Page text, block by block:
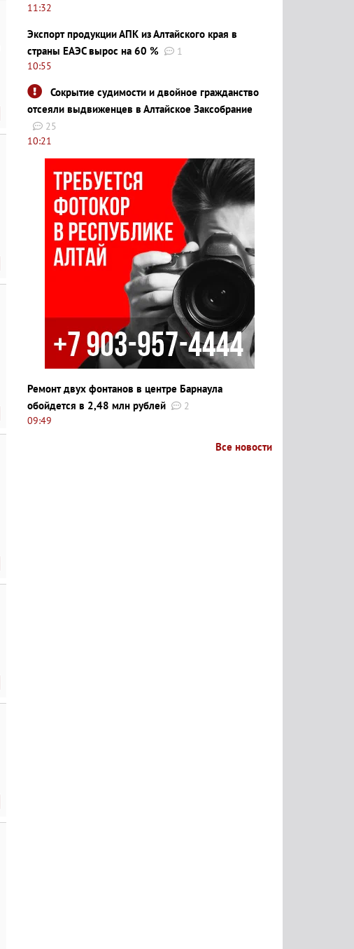
11:32
Экспорт продукции АПК из Алтайского края в
страны ЕАЭС вырос на 60 %
1
10:55
Сокрытие судимости и двойное гражданство
отсеяли выдвиженцев в Алтайское Заксобрание
25
10:21
Ремонт двух фонтанов в центре Барнаула
обойдется в 2,48 млн рублей
2
09:49
Все новости